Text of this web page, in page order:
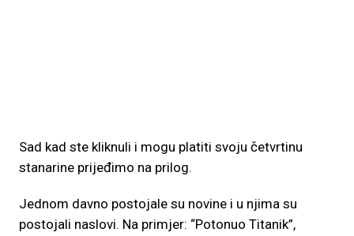
Sad kad ste kliknuli i mogu platiti svoju četvrtinu
stanarine prijeđimo na prilog.
Jednom davno postojale su novine i u njima su
postojali naslovi. Na primjer: “Potonuo Titanik”,